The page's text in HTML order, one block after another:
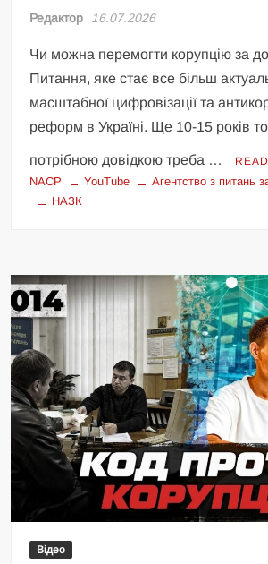
Редактор 16.07.2026
Чи можна перемогти корупцію за
Питання, яке стає все більш
масштабної цифровізації та
реформ в Україні. Ще 10-15 років
потрібною довідкою треба …
NACP YouTube
Агентство з питань
НАЗК
Відео